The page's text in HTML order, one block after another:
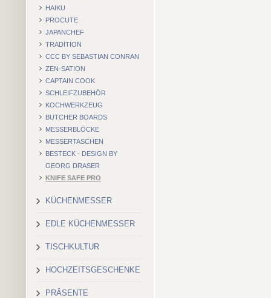
HAIKU
PROCUTE
JAPANCHEF
TRADITION
CCC BY SEBASTIAN CONRAN
ZEN-SATION
CAPTAIN COOK
SCHLEIFZUBEHÖR
KOCHWERKZEUG
BUTCHER BOARDS
MESSERBLÖCKE
MESSERTASCHEN
BESTECK - DESIGN BY
GEORG DRASER
KNIFE SAFE PRO
KÜCHENMESSER
EDLE KÜCHENMESSER
TISCHKULTUR
HOCHZEITSGESCHENKE
PRÄSENTE